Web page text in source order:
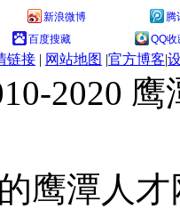
新浪微博
腾
百度搜藏 QQ收
链接 | 网站地图 |官方博客|
2020
鹰潭人